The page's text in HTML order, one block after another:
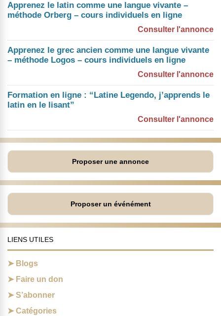
Apprenez le latin comme une langue vivante –
méthode Orberg – cours individuels en ligne
Consulter l'annonce
Apprenez le grec ancien comme une langue vivante
– méthode Logos – cours individuels en ligne
Consulter l'annonce
Formation en ligne : “Latine Legendo, j’apprends le
latin en le lisant”
Consulter l'annonce
Proposer une annonce
Proposer un événément
LIENS UTILES
Blogs
Faire un don
S’abonner
Catégories